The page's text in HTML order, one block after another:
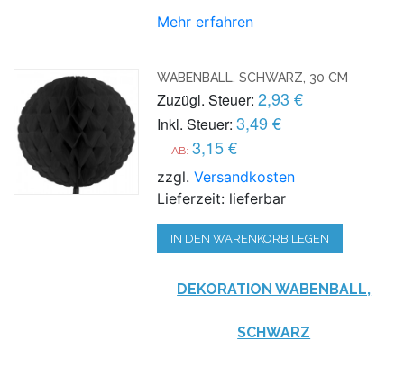
Mehr erfahren
WABENBALL, SCHWARZ, 30 CM
Zuzügl. Steuer: 2,93 €
Inkl. Steuer: 3,49 €
AB: 3,15 €
zzgl.Versandkosten
Lieferzeit: lieferbar
IN DEN WARENKORB LEGEN
DEKORATION WABENBALL,
SCHWARZ